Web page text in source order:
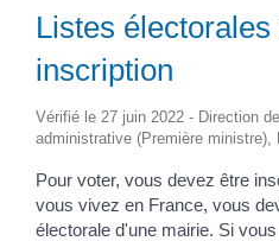
Listes
inscription
Vérifié le 27 juin 2022 - Direction
administrative (Première ministre),
Pour voter, vous devez être
vous vivez en France, vous
électorale d'une mairie. Si